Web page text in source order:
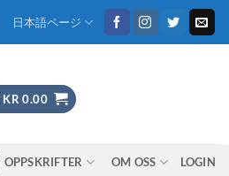
日本語ページ
KR 0.00
OPPSKRIFTER OM OSS LOGIN